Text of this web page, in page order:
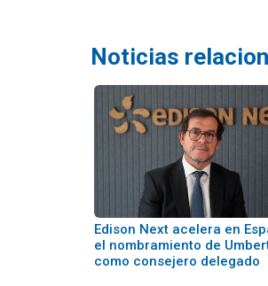
Noticias
Edison Next acelera en
el nombramiento de
como consejero delegado